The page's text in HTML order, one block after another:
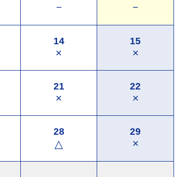
－ －
14
×
15
×
21
×
22
×
28
△
29
×